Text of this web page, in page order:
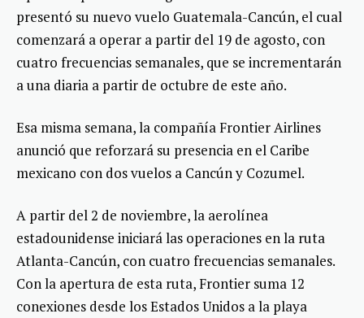
presentó su nuevo vuelo Guatemala-Cancún, el cual
comenzará a operar a partir del 19 de agosto, con
cuatro frecuencias semanales, que se incrementarán
a una diaria a partir de octubre de este año.
Esa misma semana, la compañía Frontier Airlines
anunció que reforzará su presencia en el Caribe
mexicano con dos vuelos a Cancún y Cozumel.
A partir del 2 de noviembre, la aerolínea
estadounidense iniciará las operaciones en la ruta
Atlanta-Cancún, con cuatro frecuencias semanales.
Con la apertura de esta ruta, Frontier suma 12
conexiones desde los Estados Unidos a la playa